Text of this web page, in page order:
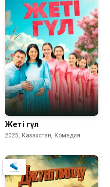
Жеті гүл
2025, Казахстан, Комедия